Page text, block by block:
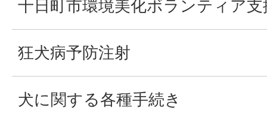
十日町市環境美化ボランティア支
狂犬病予防注射
犬に関する各種手続き